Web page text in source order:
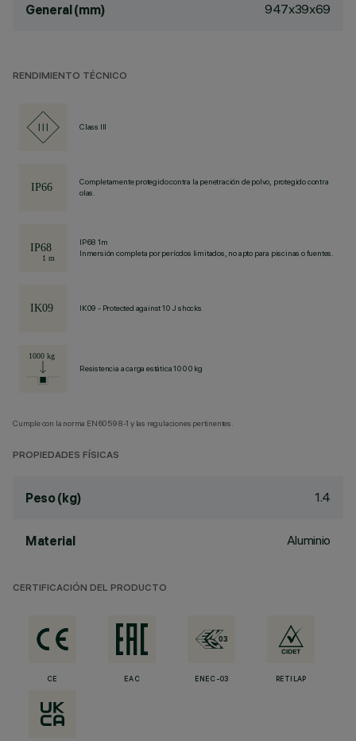
General (mm) 947x39x69
RENDIMIENTO TÉCNICO
Class III
Completamente protegido contra la penetración de polvo, protegido contra
olas.
IP68 1m
Inmersión completa por períodos limitados, no apto para piscinas o fuentes.
IK09 - Protected against 10 J shocks
Resistencia a carga estática 1000 kg
Cumple con la norma EN60598-1 y las regulaciones pertinentes.
PROPIEDADES FÍSICAS
Peso (kg) 1.4
Material Aluminio
CERTIFICACIÓN DEL PRODUCTO
CE EAC ENEC-03 RETILAP